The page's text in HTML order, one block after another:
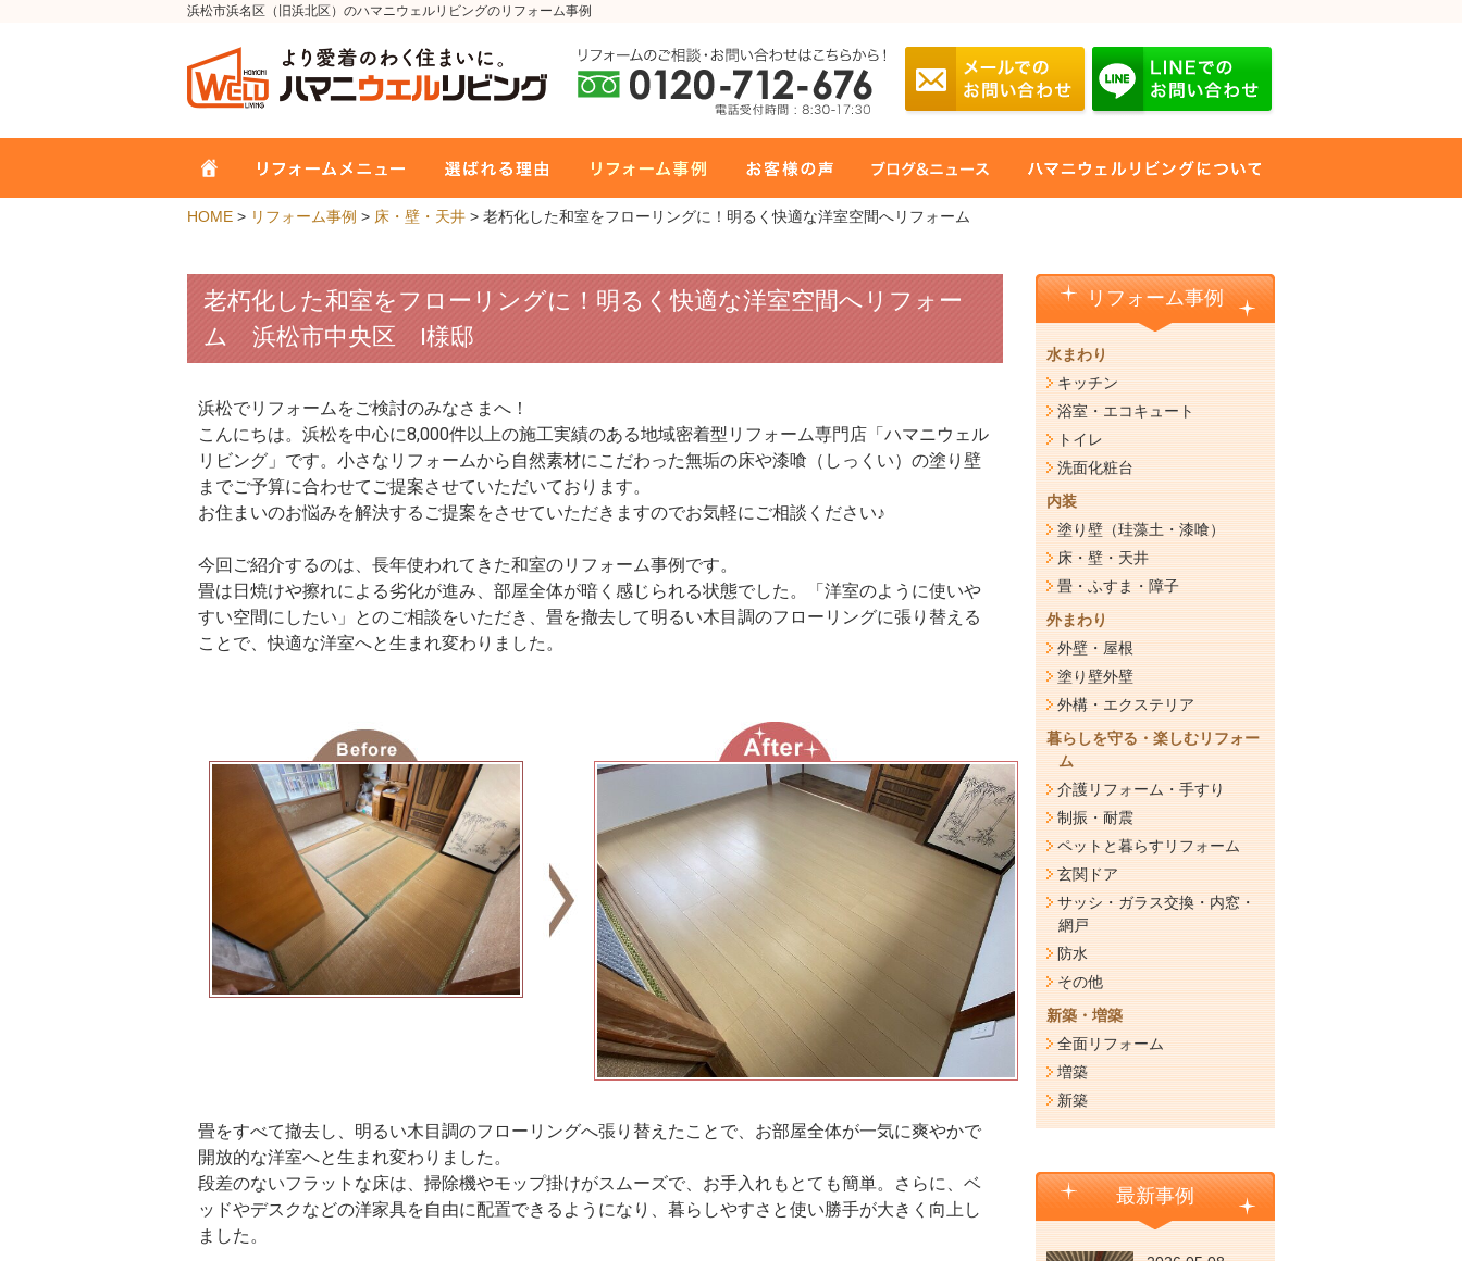
浜松市浜名区（旧浜北区）のハマニウェルリビングのリフォーム事例
HOME > リフォーム事例 > 床・壁・天井 > 老朽化した和室をフローリングに！明るく快適な洋室空間へリフォーム
老朽化した和室をフローリングに！明るく快適な洋室空間へリフォー
ム 浜松市中央区 I様邸
浜松でリフォームをご検討のみなさまへ！
こんにちは。浜松を中心に8,000件以上の施工実績のある地域密着型リフォーム専門店「ハマニウェル
リビング」です。小さなリフォームから自然素材にこだわった無垢の床や漆喰（しっくい）の塗り壁
までご予算に合わせてご提案させていただいております。
お住まいのお悩みを解決するご提案をさせていただきますのでお気軽にご相談ください♪
今回ご紹介するのは、長年使われてきた和室のリフォーム事例です。
畳は日焼けや擦れによる劣化が進み、部屋全体が暗く感じられる状態でした。「洋室のように使いや
すい空間にしたい」とのご相談をいただき、畳を撤去して明るい木目調のフローリングに張り替える
ことで、快適な洋室へと生まれ変わりました。
畳をすべて撤去し、明るい木目調のフローリングへ張り替えたことで、お部屋全体が一気に爽やかで
開放的な洋室へと生まれ変わりました。
段差のないフラットな床は、掃除機やモップ掛けがスムーズで、お手入れもとても簡単。さらに、ベ
ッドやデスクなどの洋家具を自由に配置できるようになり、暮らしやすさと使い勝手が大きく向上し
ました。
リフォーム事例
水まわり
キッチン
浴室・エコキュート
トイレ
洗面化粧台
内装
塗り壁（珪藻土・漆喰）
床・壁・天井
畳・ふすま・障子
外まわり
外壁・屋根
塗り壁外壁
外構・エクステリア
暮らしを守る・楽しむリフォー
ム
介護リフォーム・手すり
制振・耐震
ペットと暮らすリフォーム
玄関ドア
サッシ・ガラス交換・内窓・
網戸
防水
その他
新築・増築
全面リフォーム
増築
新築
最新事例